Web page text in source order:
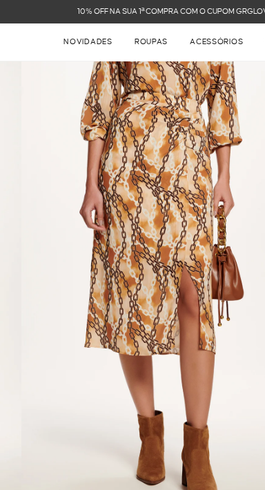
10% OFF NA SUA 1ª COMPRA COM O CUPOM GRGLOVERS
NOVIDADES ROUPAS ACESSÓRIOS